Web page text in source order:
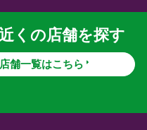
くの店舗を探す
店舗一覧はこちら